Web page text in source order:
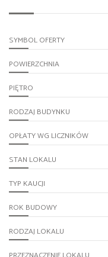
SYMBOL OFERTY
POWIERZCHNIA
PIĘTRO
RODZAJ BUDYNKU
OPŁATY WG LICZNIKÓW
STAN LOKALU
TYP KAUCJI
ROK BUDOWY
RODZAJ LOKALU